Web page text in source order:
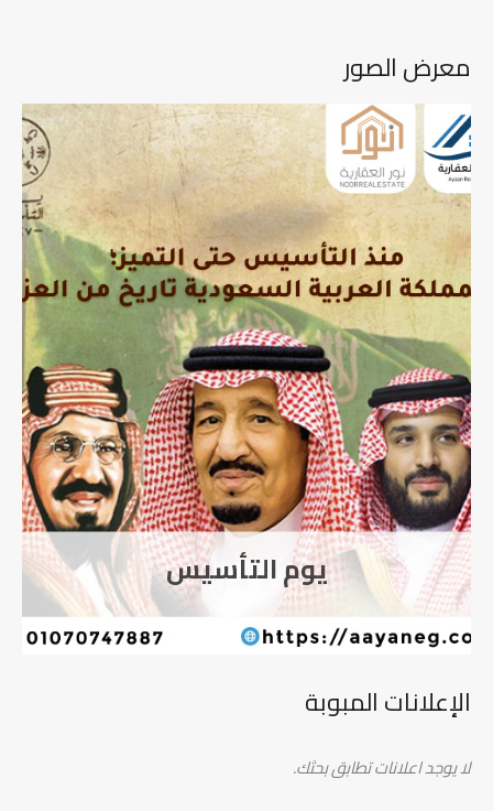
معرض الصور
يوم التأسيس
الإعلانات المبوبة
لا يوجد اعلانات تطابق بحثك.